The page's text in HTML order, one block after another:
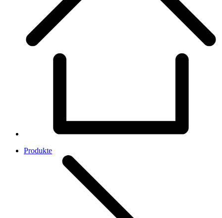
Produkte